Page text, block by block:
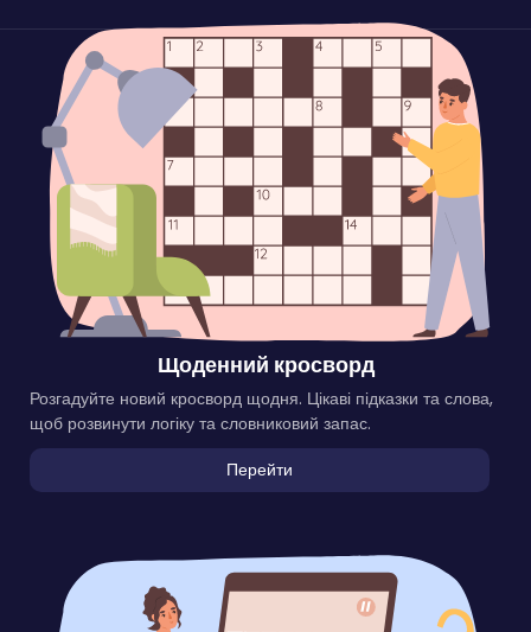
Щоденний кросворд
Розгадуйте новий кросворд щодня. Цікаві підказки та слова,
щоб розвинути логіку та словниковий запас.
Перейти